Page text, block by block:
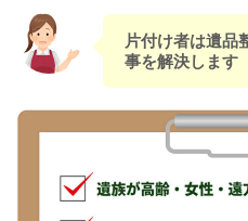
片付け者は遺品
事を解決します